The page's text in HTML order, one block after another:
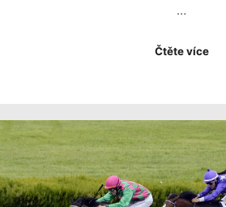
…
Čtěte více